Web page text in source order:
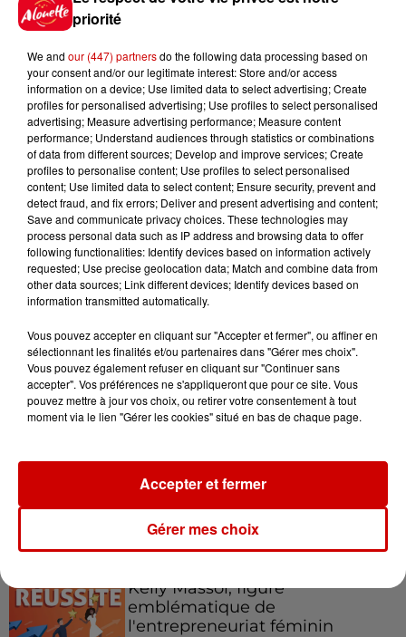
Gagnez vos entrées pour le
Musée du Sport Automobile au
Mans !
Alouette vous invite à
Futuroscope Xperiences !
Le Duel - Gagnez votre balade
en jet ski !
Kelly Massol, figure
emblématique de
l'entrepreneuriat féminin
priorité
We and our (447) partnersdo the following data processing based on
your consent and/or our legitimate interest: Store and/or access
information on a device; Use limited data to select advertising; Create
profiles for personalised advertising; Use profiles to select personalised
advertising; Measure advertising performance; Measure content
performance; Understand audiences through statistics or combinations
of data from different sources; Develop and improve services; Create
profiles to personalise content; Use profiles to select personalised
content; Use limited data to select content; Ensure security, prevent and
detect fraud, and fix errors; Deliver and present advertising and content;
Save and communicate privacy choices. These technologies may
process personal data such as IP address and browsing data to offer
following functionalities: Identify devices based on information actively
requested; Use precise geolocation data; Match and combine data from
other data sources; Link different devices; Identify devices based on
information transmitted automatically.
Vous pouvez accepter en cliquant sur "Accepter et fermer", ou affiner en
sélectionnant les finalités et/ou partenaires dans "Gérer mes choix".
Vous pouvez également refuser en cliquant sur "Continuer sans
accepter". Vos préférences ne s'appliqueront que pour ce site. Vous
pouvez mettre à jour vos choix, ou retirer votre consentement à tout
moment via le lien "Gérer les cookies" situé en bas de chaque page.
Gérer mes choix
Accepter et fermer